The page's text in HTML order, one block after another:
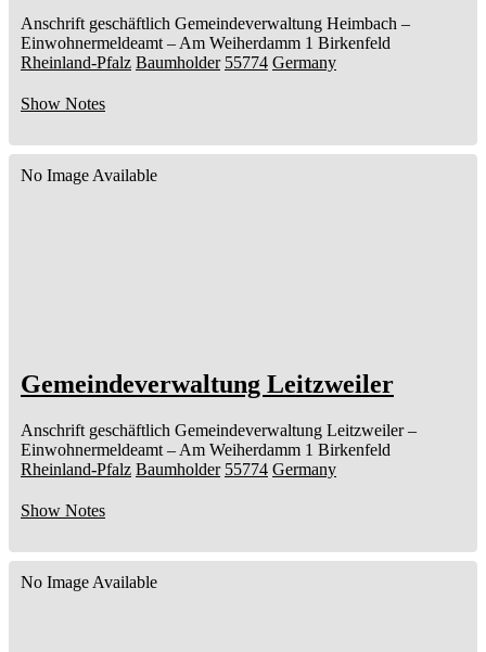
Anschrift geschäftlich Gemeindeverwaltung Heimbach –
Einwohnermeldeamt – Am Weiherdamm 1 Birkenfeld
Rheinland-Pfalz Baumholder 55774 Germany
Show Notes
No Image Available
Gemeindeverwaltung Leitzweiler
Anschrift geschäftlich Gemeindeverwaltung Leitzweiler –
Einwohnermeldeamt – Am Weiherdamm 1 Birkenfeld
Rheinland-Pfalz Baumholder 55774 Germany
Show Notes
No Image Available